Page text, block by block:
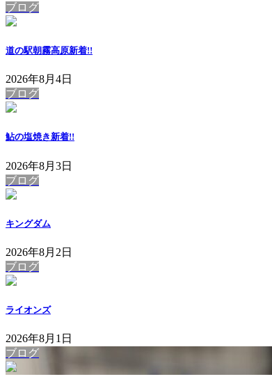
ブログ
道の駅朝霧高原新着!!
2026年8月4日
ブログ
鮎の塩焼き新着!!
2026年8月3日
ブログ
キングダム
2026年8月2日
ブログ
ライオンズ
2026年8月1日
ブログ